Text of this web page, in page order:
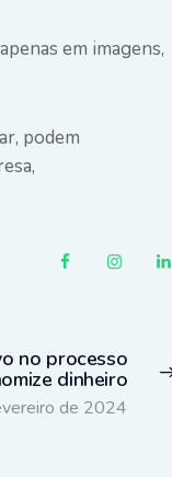
em imagens,
podem
Next
no processo
dinheiro
de 2024